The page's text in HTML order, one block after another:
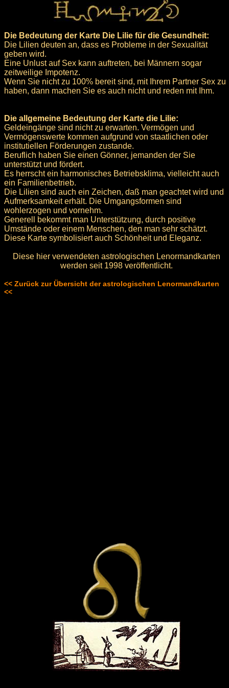
Die Bedeutung der Karte Die Lilie für die Gesundheit:
Die Lilien deuten an, dass es Probleme in der Sexualität
geben wird.
Eine Unlust auf Sex kann auftreten, bei Männern sogar
zeitweilige Impotenz.
Wenn Sie nicht zu 100% bereit sind, mit Ihrem Partner Sex zu
haben, dann machen Sie es auch nicht und reden mit Ihm.
Die allgemeine Bedeutung der Karte die Lilie:
Geldeingänge sind nicht zu erwarten. Vermögen und
Vermögenswerte kommen aufgrund von staatlichen oder
institutiellen Förderungen zustande.
Beruflich haben Sie einen Gönner, jemanden der Sie
unterstützt und fördert.
Es herrscht ein harmonisches Betriebsklima, vielleicht auch
ein Familienbetrieb.
Die Lilien sind auch ein Zeichen, daß man geachtet wird und
Aufmerksamkeit erhält. Die Umgangsformen sind
wohlerzogen und vornehm.
Generell bekommt man Unterstützung, durch positive
Umstände oder einem Menschen, den man sehr schätzt.
Diese Karte symbolisiert auch Schönheit und Eleganz.
Diese hier verwendeten astrologischen Lenormandkarten
werden seit 1998 veröffentlicht.
<< Zurück zur Übersicht der astrologischen Lenormandkarten
<<